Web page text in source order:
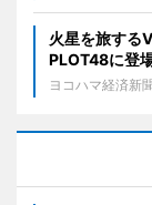
火星を旅する
PLOT48に登
ヨコハマ経済新